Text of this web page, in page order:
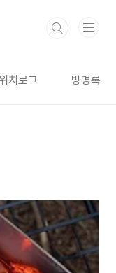
위치로그 방명록